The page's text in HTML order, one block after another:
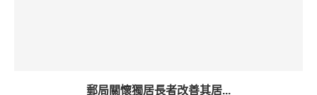
郵局關懷獨居長者改善其居...